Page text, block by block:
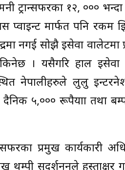
ट्रान्सफरका १२, ०००
प्वाइन्ट मार्फत पनि रकम
नगई सोझै इसेवा वालेटमा
। यसैगरि हाल इसेवा
नेपालीहरुले लुलु
५,००० रूपैयाा तथा
प्रमुख कार्यकारी
सुदर्शननले हस्ताक्षर